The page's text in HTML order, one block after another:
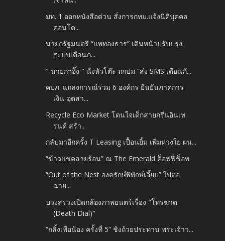
มท. 1 ออกหนังสือด่วน สั่งการกทม.แจ้งนิติบุคคล
คอนโด...
นายกรัฐมนตรี “แพทองธาร” เดินหน้าปรับปรุง
ระบบเตือนภ...
" นายกฯอิ๊ง " นั่งหัวโต๊ะ ถกปม “ส่ง SMS เตือนภั...
คปภ. แถลงการณ์ร่วม 6 องค์กร ยืนยันภาคการ
เงิน-อุตสา...
Recycle Eco Market โดนใจเด็กสายกรีนอินเท
รนด์ สร้า...
กลับมาอีกครั้ง T Leasing เปื้อนยิ้ม เพิ่มห่วงใย ผน...
“ข้าวแช่คลายร้อน” ณ The Emerald ค็อฟฟี่ช็อพ
“Out of the Nest องครักษ์พิทักษ์เจี๊ยบ” ไปต่อ
ฉาย...
บวงสรวงเปิดกล้องภาพยนตร์เรื่อง "โทรฆาต
(Death Dial)"
“กลิ้งเพื่อน้อง ครั้งที่ 5” ชิงถ้วยประทาน พระเจ้าว...